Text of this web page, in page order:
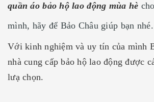
quần áo bảo hộ lao động mùa hè
mình, hãy để Bảo Châu giúp bạn nhé.
Với kinh nghiệm và uy tín của mình
nhà cung cấp bảo hộ lao động được
lưạ chọn.